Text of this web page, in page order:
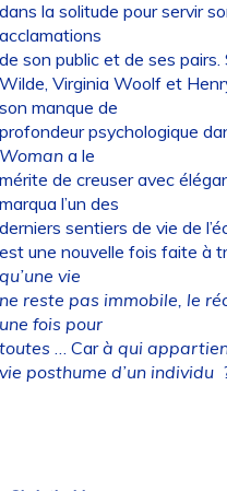
la solitude pour servir
son public et de ses pairs.
Virginia Woolf et
manque de
psychologique
a le
de creuser avec
l’un des
sentiers de vie de
une nouvelle fois faite à
vie
reste pas immobile, le
fois pour
… Carà qui
posthume d’un individu